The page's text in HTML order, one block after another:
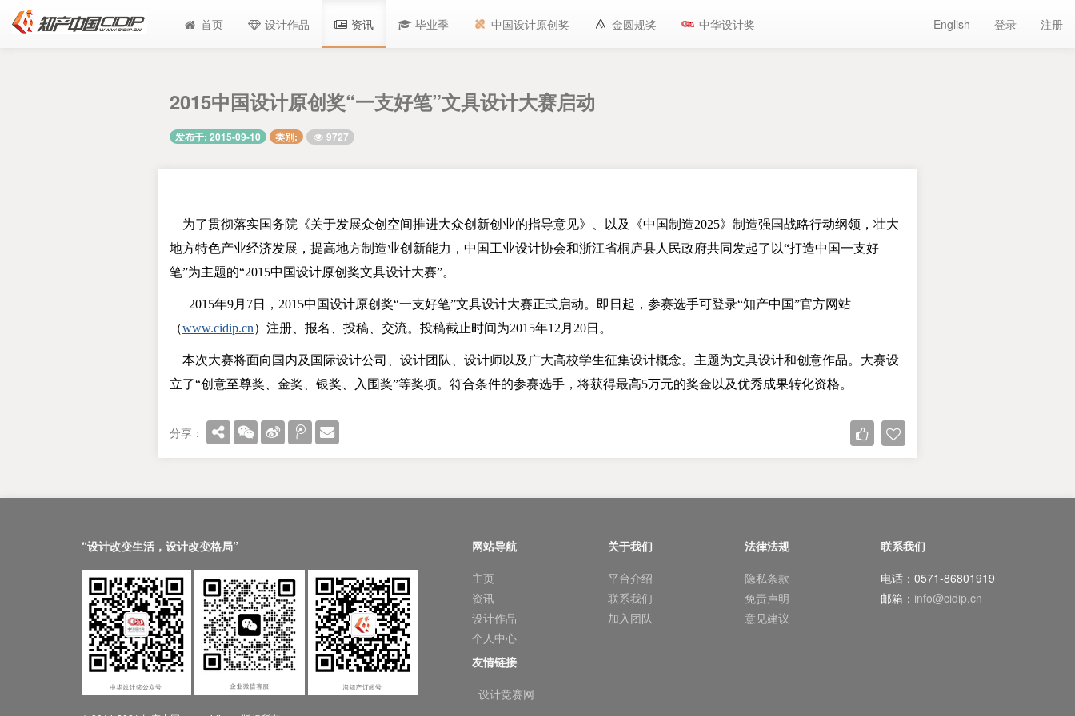
首页 设计作品 资讯 毕业季 中国设计原创奖 金圆规奖 中华设计奖 English 登录 注册
2015中国设计原创奖“一支好笔”文具设计大赛启动
发布于: 2015-09-10 类别: 9727
为了贯彻落实国务院《关于发展众创空间推进大众创新创业的指导意见》、以及《中国制造2025》制造强国战略行动纲领，壮大
地方特色产业经济发展，提高地方制造业创新能力，中国工业设计协会和浙江省桐庐县人民政府共同发起了以“打造中国一支好
笔”为主题的“2015中国设计原创奖文具设计大赛”。
2015年9月 7日， 2015中国设计原创奖“一支好笔”文具设计大赛正式启动。即日起，参赛选手可登录“知产中国”官方网站
（www.cidip.cn）注册、报名、投稿、交流。投稿截止时间为2015年12 月20日。
本次大赛将面向国内及国际设计公司、设计团队、设计师以及广大高校学生征集设计概念。主题为文具设计和创意作品。大赛设
立了“创意至尊奖、金奖、银奖、入围奖”等奖项。符合条件的参赛选手，将获得最高5万元的奖金以及优秀成果转化资格。
分享：
“设计改变生活，设计改变格局”
网站导航
主页
资讯
设计作品
个人中心
关于我们
平台介绍
联系我们
加入团队
法律法规
隐私条款
免责声明
意见建议
联系我们
电话：0571-86801919
邮箱： info@cidip.cn
友情链接
设计竞赛网